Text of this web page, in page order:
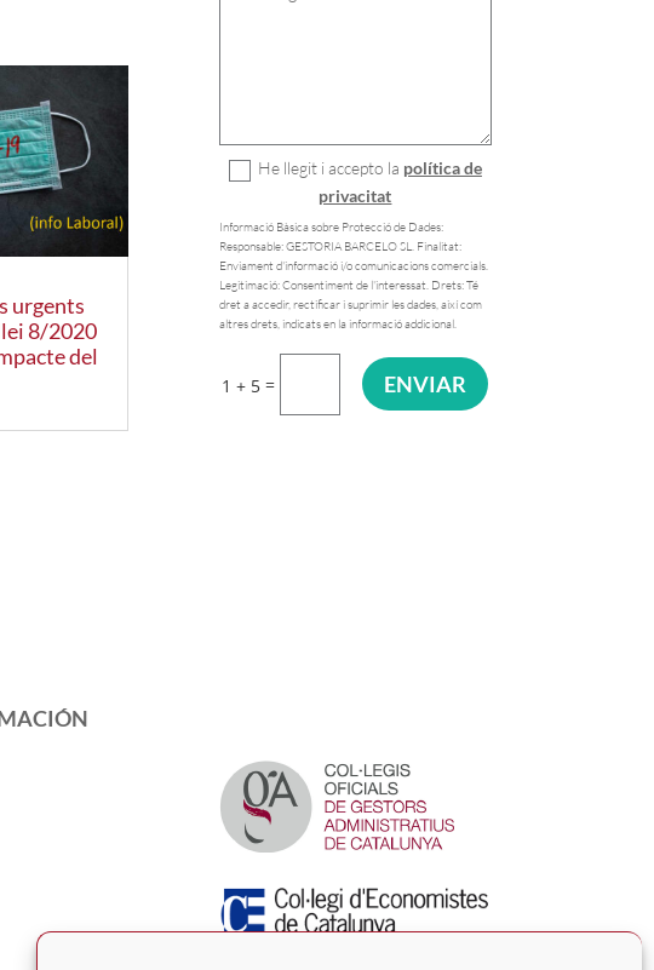
urgents
8/2020
del
He llegit i accepto la política de
privacitat
Informació Bàsica sobre Protecció de Dades:
Responsable: GESTORIA BARCELO SL. Finalitat:
Enviament d'informació i/o comunicacions comercials.
Legitimació: Consentiment de l'interessat. Drets: Té
dret a accedir, rectificar i suprimir les dades, així com
altres drets, indicats en la informació addicional.
1 + 5 = ENVIAR